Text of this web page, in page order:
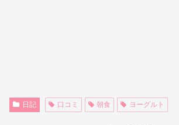
日記 口コミ 朝食 ヨーグルト